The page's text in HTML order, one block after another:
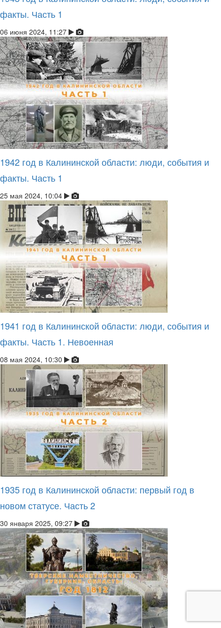
факты. Часть 1
06 июня 2024, 11:27
1942 год в Калининской области: люди, события и
факты. Часть 1
25 мая 2024, 10:04
1941 год в Калининской области: люди, события и
факты. Часть 1. Невоенная
08 мая 2024, 10:30
1935 год в Калининской области: первый год в
новом статусе. Часть 2
30 января 2025, 09:27